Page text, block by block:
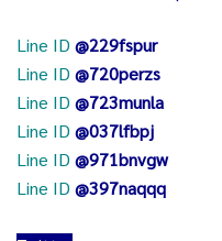
Line ID @229fspur
Line ID @720perzs
Line ID @723munla
Line ID @037lfbpj
Line ID @971bnvgw
Line ID @397naqqq